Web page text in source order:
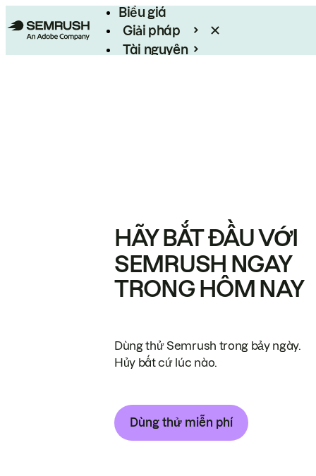
Biểu giá
Giải pháp
Tài nguyên
HÃY BẮT ĐẦU VỚI
SEMRUSH NGAY
TRONG HÔM NAY
Dùng thử Semrush trong bảy ngày.
Hủy bất cứ lúc nào.
Dùng thử miễn phí